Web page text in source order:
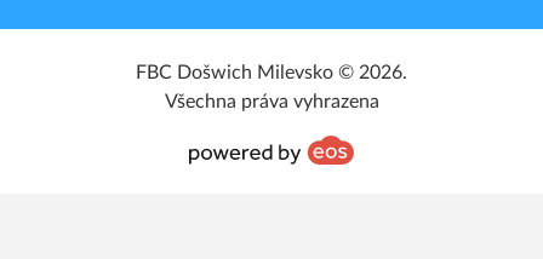
FBC Došwich Milevsko © 2026.
Všechna práva vyhrazena